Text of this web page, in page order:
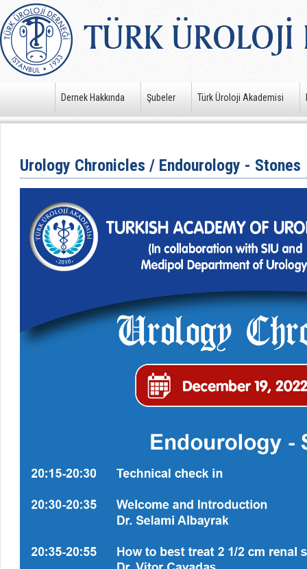
Dernek Hakkında Şubeler Türk Üroloji Akademisi
Urology Chronicles / Endourology - Stones